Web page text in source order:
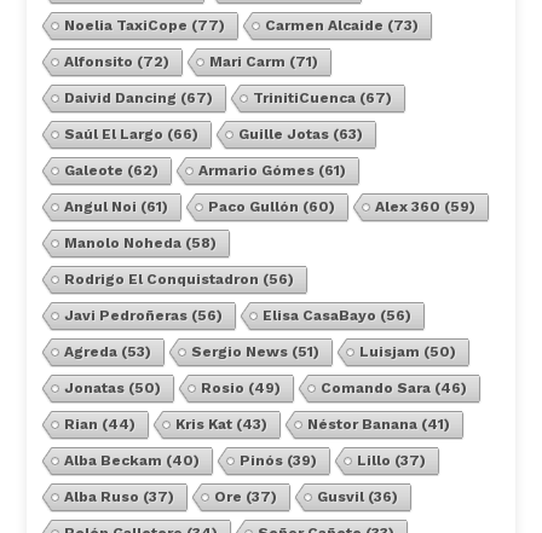
Noelia TaxiCope (77) Carmen Alcaide (73)
Alfonsito (72) Mari Carm (71)
Daivid Dancing (67) TrinitiCuenca(67)
Saúl El Largo (66) Guille Jotas(63)
Galeote (62) Armario Gómes(61)
Angul Noi (61) Paco Gullón (60) Alex 360 (59)
Manolo Noheda(58)
Rodrigo El Conquistadron (56)
Javi Pedroñeras(56) Elisa CasaBayo (56)
Agreda(53) Sergio News(51) Luisjam (50)
Jonatas(50) Rosio (49) Comando Sara(46)
Rian (44) Kris Kat(43) Néstor Banana(41)
Alba Beckam (40) Pinós(39) Lillo (37)
Alba Ruso (37) Ore (37) Gusvil(36)